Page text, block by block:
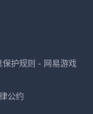
护规则 - 网易游戏
公约